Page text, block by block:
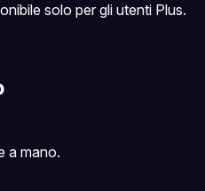
solo per gli utenti Plus.
a mano.